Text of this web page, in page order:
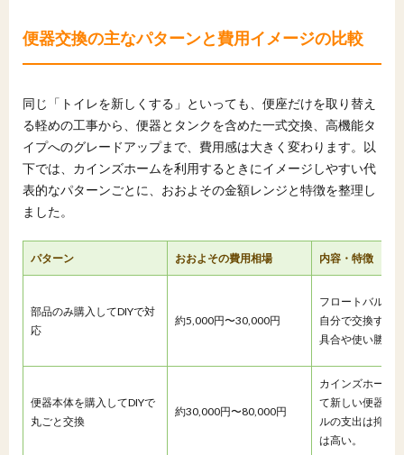
便器交換の主なパターンと費用イメージの比較
同じ「トイレを新しくする」といっても、便座だけを取り替え
る軽めの工事から、便器とタンクを含めた一式交換、高機能タ
イプへのグレードアップまで、費用感は大きく変わります。以
下では、カインズホームを利用するときにイメージしやすい代
表的なパターンごとに、おおよその金額レンジと特徴を整理し
ました。
パターン おおよその費用相場 内容・特徴
部品のみ購入してDIYで対
応
約5,000円〜30,000円
フロートバルブ
自分で交換する
具合や使い勝手
便器本体を購入してDIYで
丸ごと交換
約30,000円〜80,000円
カインズホーム
て新しい便器を
ルの支出は抑え
は高い。